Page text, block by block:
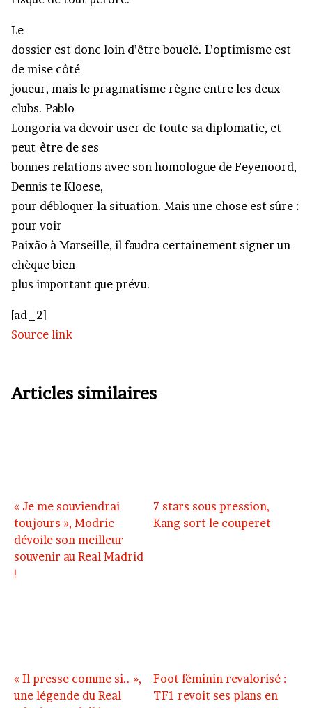
Le
dossier est donc loin d’être bouclé. L’optimisme est
de mise côté
joueur, mais le pragmatisme règne entre les deux
clubs. Pablo
Longoria va devoir user de toute sa diplomatie, et
peut-être de ses
bonnes relations avec son homologue de Feyenoord,
Dennis te Kloese,
pour débloquer la situation. Mais une chose est sûre :
pour voir
Paixão à Marseille, il faudra certainement signer un
chèque bien
plus important que prévu.
[ad_2]
Source link
Articles similaires
« Je me souviendrai
toujours », Modric
dévoile son meilleur
souvenir au Real Madrid
!
7 stars sous pression,
Kang sort le couperet
« Il presse comme si.. »,
une légende du Real
Foot féminin revalorisé :
TF1 revoit ses plans en